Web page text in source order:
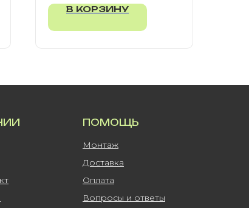
В КОРЗИНУ
ПОМОЩЬ
Вопросы и ответы
Оплата
Доставка
Монтаж